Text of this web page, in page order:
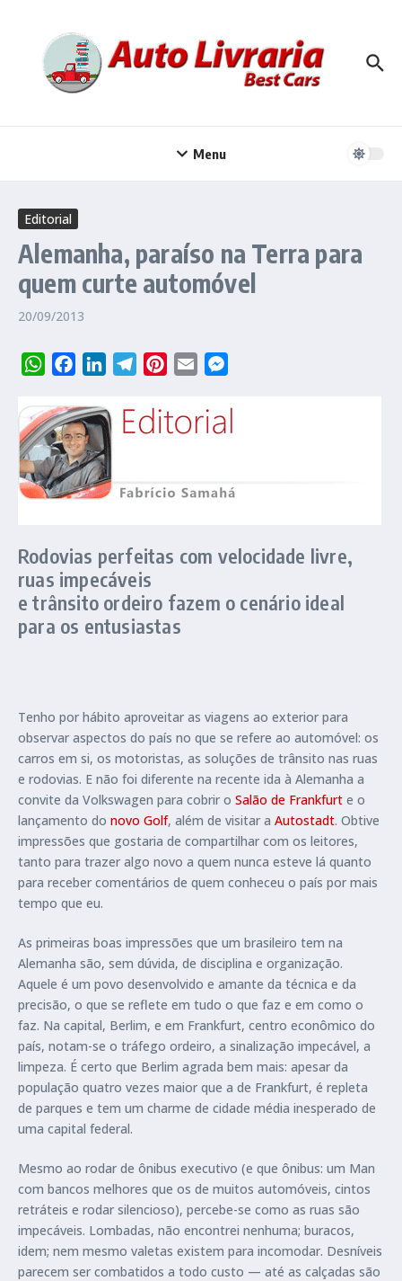
Menu
Editorial
Alemanha, paraíso na Terra para
quem curte automóvel
20/09/2013
WhatsAppFacebookLinkedInTelegramPinterest
Email
Rodovias perfeitas com velocidade livre,
ruas impecáveis
e trânsito ordeiro fazem o cenário ideal
para os entusiastas
Tenho por hábito aproveitar as viagens ao exterior para
observar aspectos do país no que se refere ao automóvel: os
carros em si, os motoristas, as soluções de trânsito nas ruas
e rodovias. E não foi diferente na recente ida à Alemanha a
convite da Volkswagen para cobrir o Salão de Frankfurt e o
lançamento do novo Golf, além de visitar a Autostadt. Obtive
impressões que gostaria de compartilhar com os leitores,
tanto para trazer algo novo a quem nunca esteve lá quanto
para receber comentários de quem conheceu o país por mais
tempo que eu.
As primeiras boas impressões que um brasileiro tem na
Alemanha são, sem dúvida, de disciplina e organização.
Aquele é um povo desenvolvido e amante da técnica e da
precisão, o que se reflete em tudo o que faz e em como o
faz. Na capital, Berlim, e em Frankfurt, centro econômico do
país, notam-se o tráfego ordeiro, a sinalização impecável, a
limpeza. É certo que Berlim agrada bem mais: apesar da
população quatro vezes maior que a de Frankfurt, é repleta
de parques e tem um charme de cidade média inesperado de
uma capital federal.
Mesmo ao rodar de ônibus executivo (e que ônibus: um Man
com bancos melhores que os de muitos automóveis, cintos
retráteis e rodar silencioso), percebe-se como as ruas são
impecáveis. Lombadas, não encontrei nenhuma; buracos,
idem; nem mesmo valetas existem para incomodar. Desníveis
parecem ser combatidos a todo custo — até as calçadas são